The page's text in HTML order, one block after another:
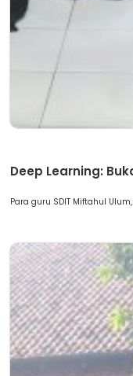
Deep Learning:
Para guru SDIT Miftahul